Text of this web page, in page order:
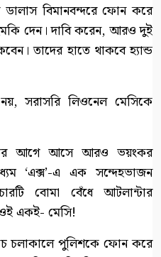
ডালাস বিমানবন্দরে ফোন করে
দেন। দাবি করেন, আরও দুই
তাদের হাতে থাকবে হ্যান্ড
সরাসরি লিওনেল মেসিকে
আগে আসে আরও ভয়ংকর
‘এক্স’-এ এক সন্দেহভাজন
বোমা বেঁধে আটলান্টার
ওই একই- মেসি!
চলাকালে পুলিশকে ফোন করে